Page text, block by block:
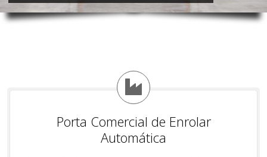
Porta Comercial de Enrolar
Automática